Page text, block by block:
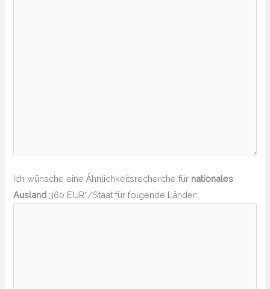
Ich wünsche eine Ähnlichkeitsrecherche für nationales
Ausland 360 EUR*/Staat für folgende Länder: